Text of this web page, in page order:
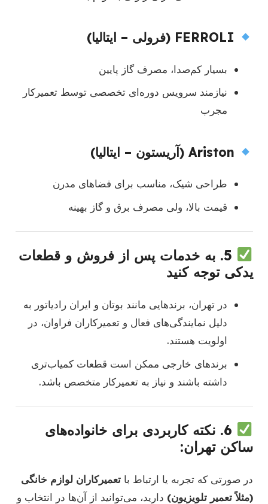
FERROLI (فرولی – ایتالیا)
بسیار کم‌صدا، مصرف گاز پایین
نیازمند سرویس دوره‌ای تخصصی توسط تعمیرکار
مجرب
Ariston (آریستون – ایتالیا)
طراحی شیک، مناسب برای فضاهای مدرن
قیمت بالا، ولی مصرف برق و گاز بهینه
به خدمات پس از فروش و قطعات
یدکی توجه کنید
در تهران، برندهایی مانند بوتان و ایران رادیاتور به
دلیل نمایندگی‌های فعال و تعمیرکاران فراوان، در
اولویت هستند.
برندهای خارجی ممکن است قطعات کمیاب‌تری
داشته باشند و نیاز به تعمیرکار متخصص باشد.
نکته کاربردی برای خانواده‌های
ساکن تهران:
در صورتی که تجربه یا ارتباط باتعمیرکاران لوازم خانگی
(مثلاً تعمیر تلویزیون) دارید، می‌توانید از آن‌ها در انتخاب و